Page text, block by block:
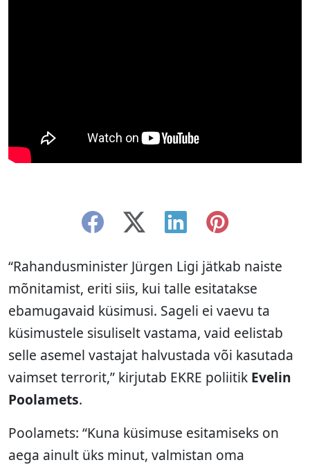
“Rahandusminister Jürgen Ligi jätkab naiste
mõnitamist, eriti siis, kui talle esitatakse
ebamugavaid küsimusi. Sageli ei vaevu ta
küsimustele sisuliselt vastama, vaid eelistab
selle asemel vastajat halvustada või kasutada
vaimset terrorit,” kirjutab EKRE poliitik Evelin
Poolamets.
Poolamets: “Kuna küsimuse esitamiseks on
aega ainult üks minut, valmistan oma